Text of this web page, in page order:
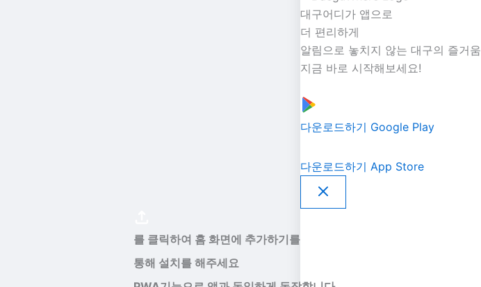
대구어디가 앱으로
더 편리하게
알림으로 놓치지 않는 대구의 즐거움
지금 바로 시작해보세요!
다운로드하기 Google Play
다운로드하기 App Store
를 클릭하여 홈 화면에 추가하기를
통해 설치를 해주세요